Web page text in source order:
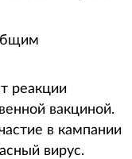
реакции
вакциной.
в кампании
вирус.